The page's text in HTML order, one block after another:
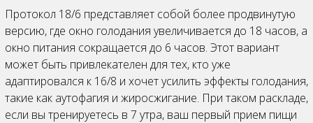
Протокол 18/6 представляет собой более продвинутую
версию, где окно голодания увеличивается до 18 часов, а
окно питания сокращается до 6 часов. Этот вариант
может быть привлекателен для тех, кто уже
адаптировался к 16/8 и хочет усилить эффекты голодания,
такие как аутофагия и жиросжигание. При таком раскладе,
если вы тренируетесь в 7 утра, ваш первый прием пищи